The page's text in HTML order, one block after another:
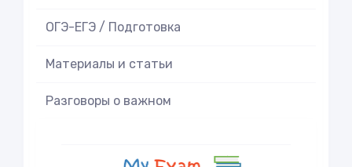
ОГЭ-ЕГЭ / Подготовка
Материалы и статьи
Разговоры о важном